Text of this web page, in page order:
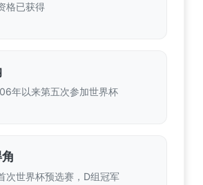
格已获得
年以来第五次参加世界杯
次世界杯预选赛，D组冠军